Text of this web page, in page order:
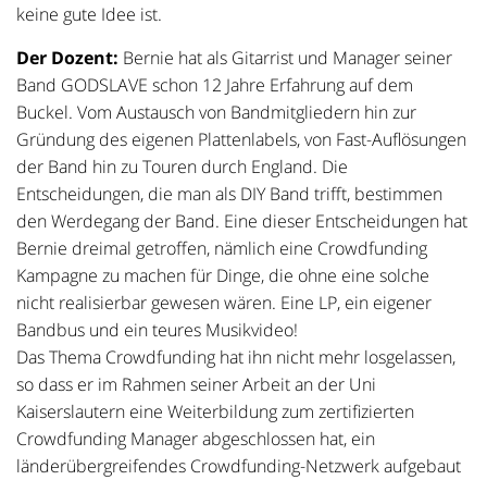
keine gute Idee ist.
Der Dozent: Bernie hat als Gitarrist und Manager seiner
Band GODSLAVE schon 12 Jahre Erfahrung auf dem
Buckel. Vom Austausch von Bandmitgliedern hin zur
Gründung des eigenen Plattenlabels, von Fast-Auflösungen
der Band hin zu Touren durch England. Die
Entscheidungen, die man als DIY Band trifft, bestimmen
den Werdegang der Band. Eine dieser Entscheidungen hat
Bernie dreimal getroffen, nämlich eine Crowdfunding
Kampagne zu machen für Dinge, die ohne eine solche
nicht realisierbar gewesen wären. Eine LP, ein eigener
Bandbus und ein teures Musikvideo!
Das Thema Crowdfunding hat ihn nicht mehr losgelassen,
so dass er im Rahmen seiner Arbeit an der Uni
Kaiserslautern eine Weiterbildung zum zertifizierten
Crowdfunding Manager abgeschlossen hat, ein
länderübergreifendes Crowdfunding-Netzwerk aufgebaut